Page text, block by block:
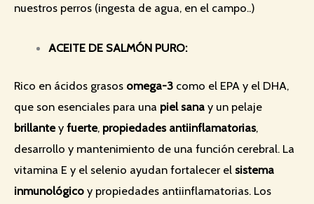
nuestros perros (ingesta de agua, en el campo..)
ACEITE DE SALMÓN PURO:
Rico en ácidos grasos omega-3 como el EPA y el DHA,
que son esenciales para una piel sana y un pelaje
brillantey fuerte, propiedades antiinflamatorias,
desarrollo y mantenimiento de una función cerebral. La
vitamina E y el selenio ayudan fortalecer el sistema
inmunológico y propiedades antiinflamatorias. Los